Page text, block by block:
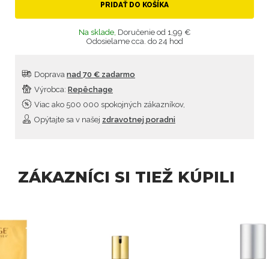
PRIDAŤ DO KOŠÍKA
Na sklade, Doručenie od 1,99 €
Odosielame cca. do 24 hod
Doprava nad 70 € zadarmo
Viac ako 500 000 spokojných zákazníkov,
Výrobca: Repêchage
Opýtajte sa v našej zdravotnej poradni
ZÁKAZNÍCI SI TIEŽ KÚPILI